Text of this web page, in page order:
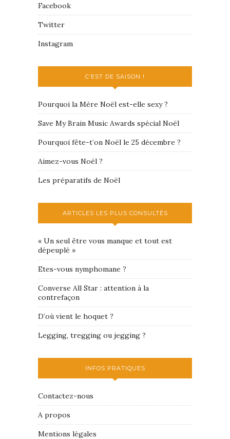
Facebook
Twitter
Instagram
C’EST DE SAISON !
Pourquoi la Mère Noël est-elle sexy ?
Save My Brain Music Awards spécial Noël
Pourquoi fête-t’on Noël le 25 décembre ?
Aimez-vous Noël ?
Les préparatifs de Noël
ARTICLES LES PLUS CONSULTÉS
« Un seul être vous manque et tout est
dépeuplé »
Etes-vous nymphomane ?
Converse All Star : attention à la
contrefaçon
D’où vient le hoquet ?
Legging, tregging ou jegging ?
INFOS PRATIQUES
Contactez-nous
A propos
Mentions légales